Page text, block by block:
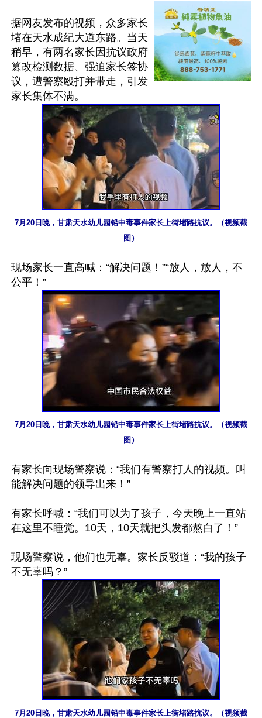
据网友发布的视频，众多家长
堵在天水成纪大道东路。当天
稍早，有两名家长因抗议政府
篡改检测数据、强迫家长签协
议，遭警察殴打并带走，引发
7月20日晚，甘肃天水幼儿园铅中毒事件家长上街堵路抗议。（视频截
图）
现场家长一直高喊：“解决问题！”“放人，放人，不
7月20日晚，甘肃天水幼儿园铅中毒事件家长上街堵路抗议。（视频截
图）
有家长向现场警察说：“我们有警察打人的视频。叫
能解决问题的领导出来！”
有家长呼喊：“我们可以为了孩子，今天晚上一直站
在这里不睡觉。10天，10天就把头发都熬白了！”
现场警察说，他们也无辜。家长反驳道：“我的孩子
7月20日晚，甘肃天水幼儿园铅中毒事件家长上街堵路抗议。（视频截